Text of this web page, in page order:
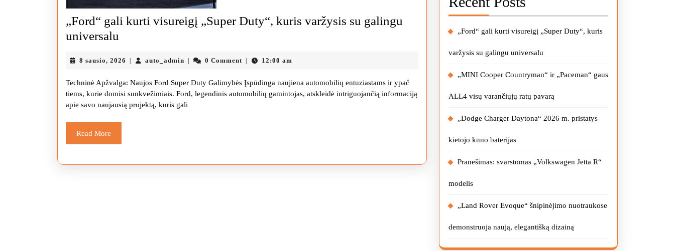
„Ford“ gali kurti visureigį „Super Duty“, kuris varžysis su galingu
universalu
kurti
visureigį
„Super
Duty“,
kuris
8 sausio, 2026
2026
auto_adminauto_admin0 Comment 12:00 am
Techninė Apžvalga: Naujos Ford Super Duty Galimybės Įspūdinga naujiena automobilių entuziastams ir ypač
tiems, kurie domisi sunkvežimiais. Ford, legendinis automobilių gamintojas, atskleidė intriguojančią informaciją
apie savo naujausią projektą, kuris gali
Read More
More
„Ford“ gali kurti visureigį „Super Duty“, kuris
varžysis su galingu universalu
„MINI Cooper Countryman“ ir „Paceman“ gaus
ALL4 visų varančiųjų ratų pavarą
„Dodge Charger Daytona“ 2026 m. pristatys
kietojo kūno baterijas
Pranešimas: svarstomas „Volkswagen Jetta R“
modelis
„Land Rover Evoque“ šnipinėjimo nuotraukose
demonstruoja naują, elegantišką dizainą